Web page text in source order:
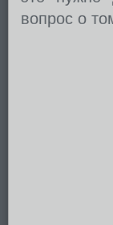
вопрос о